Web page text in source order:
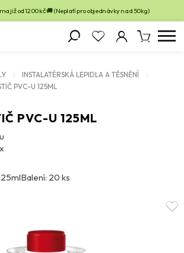
již od 1200 kč 🚚 (Neplatí pro objednávky nad 50kg)
INSTALATÉRSKÁ LEPIDLA A TĚSNĚNÍ
PVC-U 125ML
PVC-U 125ML
Balení: 20 ks